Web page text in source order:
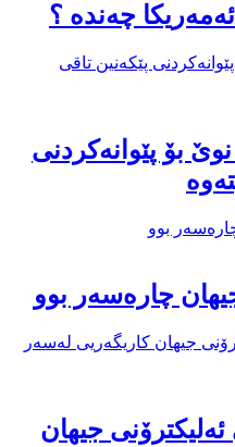
چەندە ؟
بۆ پێوانەکردنی
چارەسەر بوو
جیهان